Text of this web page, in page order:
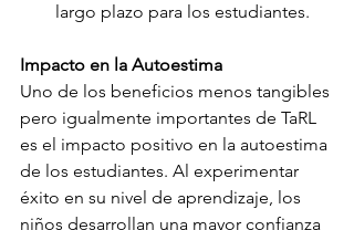
largo plazo para los estudiantes.
Impacto en la Autoestima
Uno de los beneficios menos tangibles
pero igualmente importantes de TaRL
es el impacto positivo en la autoestima
de los estudiantes. Al experimentar
éxito en su nivel de aprendizaje, los
niños desarrollan una mayor confianza